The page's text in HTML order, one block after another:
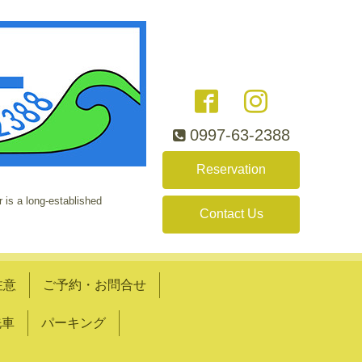
is a long-established
0997-63-2388
Reservation
Contact Us
意 ご予約・お問合せ
パーキング